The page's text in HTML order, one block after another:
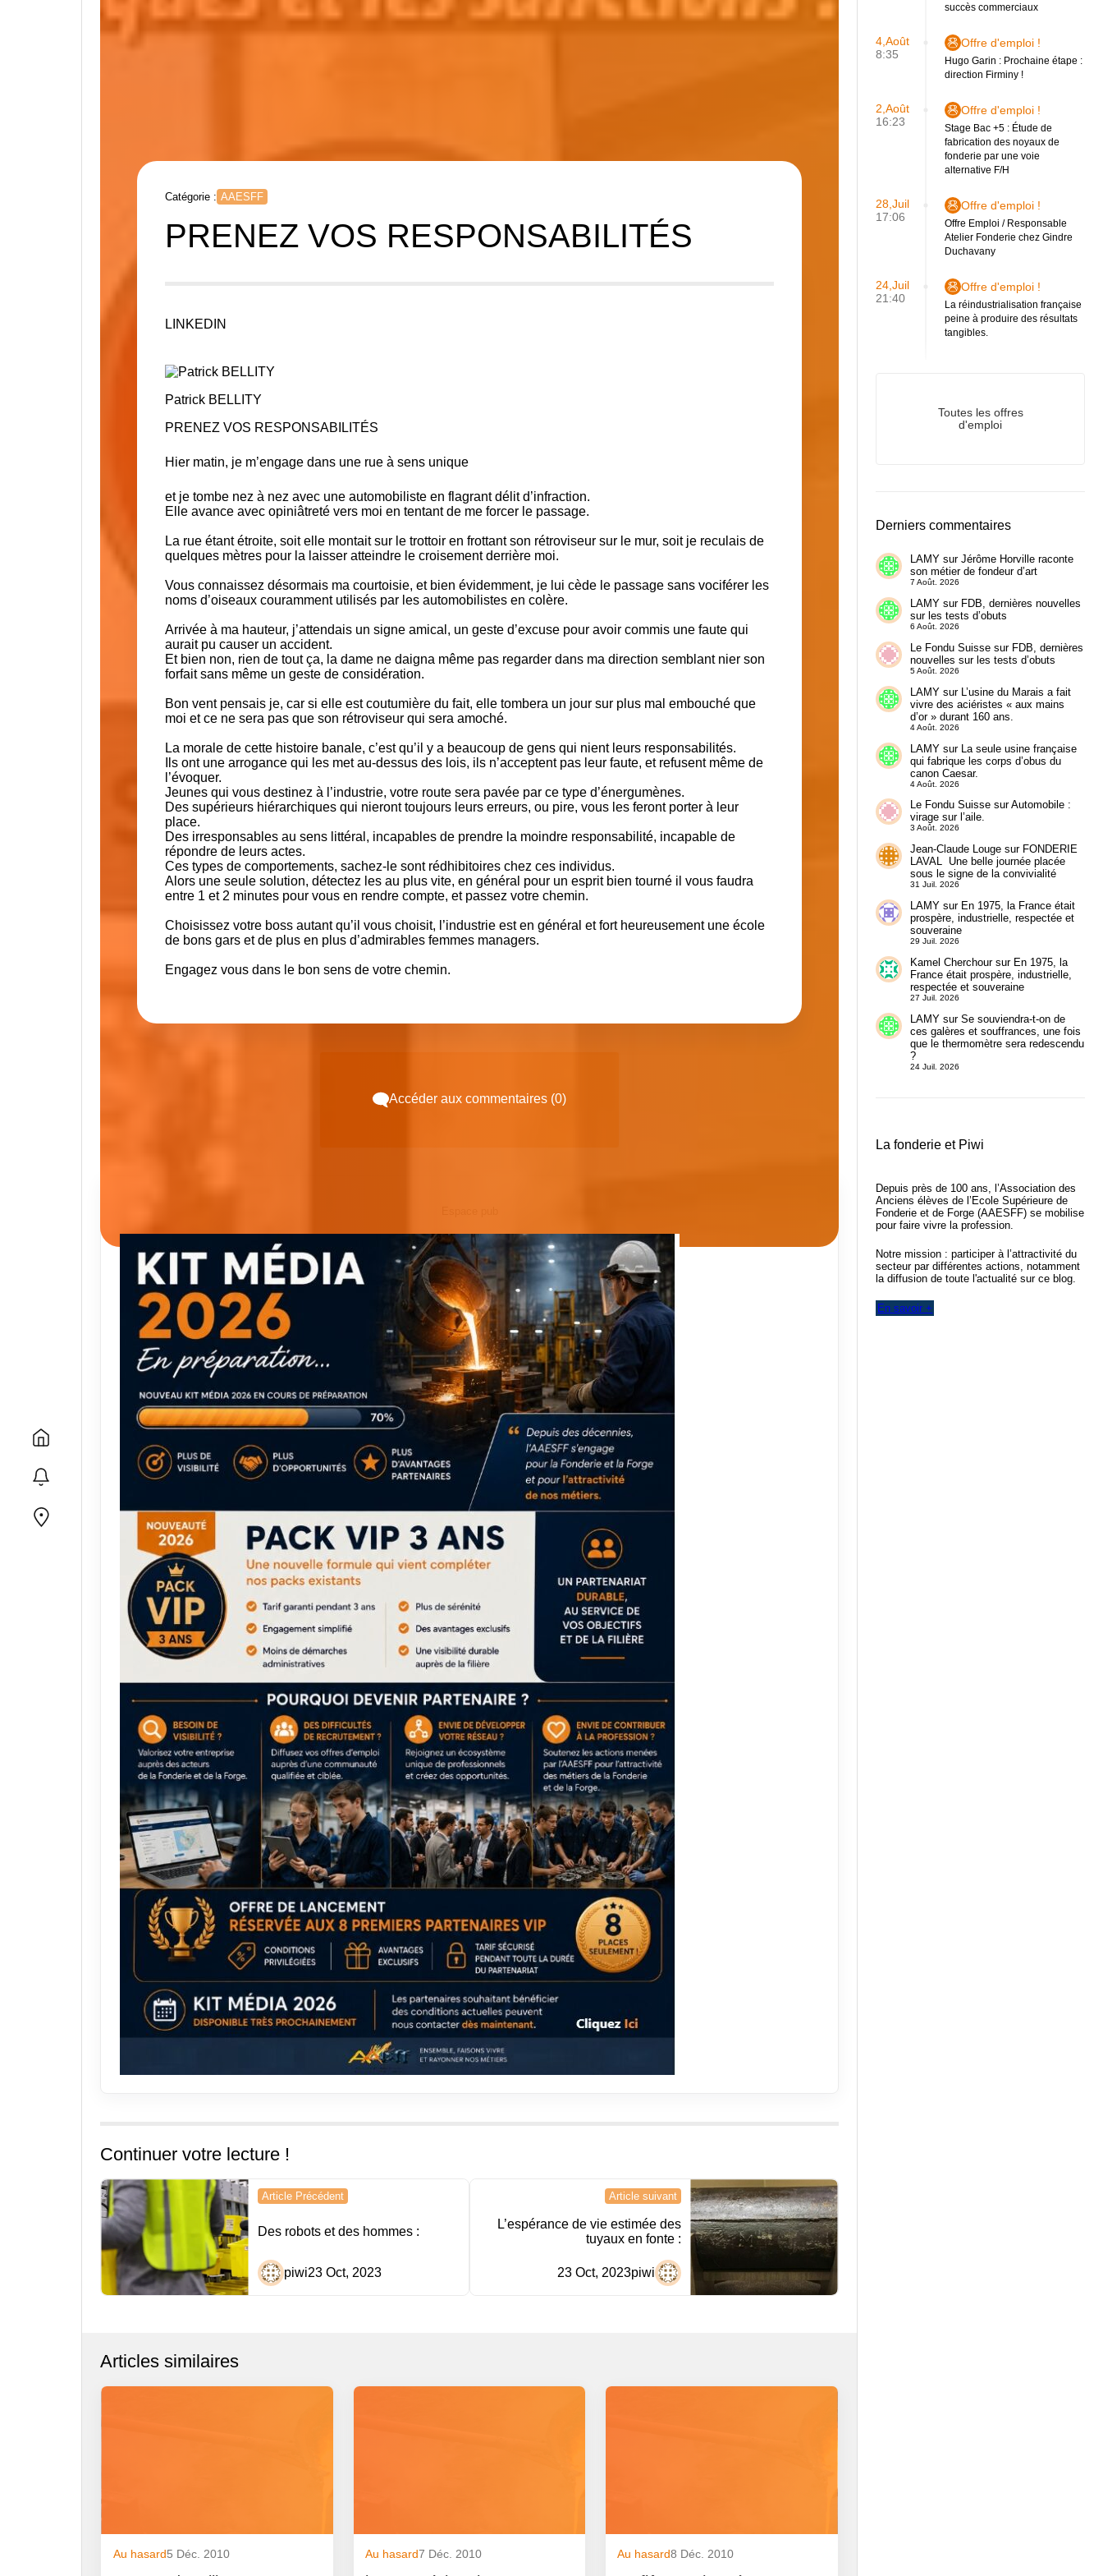
Catégorie : AAESFF
PRENEZ VOS RESPONSABILITÉS
LINKEDIN
Patrick BELLITY
PRENEZ VOS RESPONSABILITÉS
Hier matin, je m’engage dans une rue à sens unique
et je tombe nez à nez avec une automobiliste en flagrant délit d’infraction.
Elle avance avec opiniâtreté vers moi en tentant de me forcer le passage.
La rue étant étroite, soit elle montait sur le trottoir en frottant son rétroviseur sur le mur, soit je reculais de
quelques mètres pour la laisser atteindre le croisement derrière moi.
Vous connaissez désormais ma courtoisie, et bien évidemment, je lui cède le passage sans vociférer les
noms d’oiseaux couramment utilisés par les automobilistes en colère.
Arrivée à ma hauteur, j’attendais un signe amical, un geste d’excuse pour avoir commis une faute qui
aurait pu causer un accident.
Et bien non, rien de tout ça, la dame ne daigna même pas regarder dans ma direction semblant nier son
forfait sans même un geste de considération.
Bon vent pensais je, car si elle est coutumière du fait, elle tombera un jour sur plus mal embouché que
moi et ce ne sera pas que son rétroviseur qui sera amoché.
La morale de cette histoire banale, c’est qu’il y a beaucoup de gens qui nient leurs responsabilités.
Ils ont une arrogance qui les met au-dessus des lois, ils n’acceptent pas leur faute, et refusent même de
l’évoquer.
Jeunes qui vous destinez à l’industrie, votre route sera pavée par ce type d’énergumènes.
Des supérieurs hiérarchiques qui nieront toujours leurs erreurs, ou pire, vous les feront porter à leur
place.
Des irresponsables au sens littéral, incapables de prendre la moindre responsabilité, incapable de
répondre de leurs actes.
Ces types de comportements, sachez-le sont rédhibitoires chez ces individus.
Alors une seule solution, détectez les au plus vite, en général pour un esprit bien tourné il vous faudra
entre 1 et 2 minutes pour vous en rendre compte, et passez votre chemin.
Choisissez votre boss autant qu’il vous choisit, l’industrie est en général et fort heureusement une école
de bons gars et de plus en plus d’admirables femmes managers.
Engagez vous dans le bon sens de votre chemin.
Accéder aux commentaires (0)
Continuer votre lecture !
Navigation
de
l’article
Article Précédent
Des robots et des hommes :
piwi23 Oct, 2023
Article suivant
L’espérance de vie estimée des
tuyaux en fonte :
piwi
23 Oct, 2023
Articles similaires
Au hasard5 Déc. 2010 Au hasard7 Déc. 2010 Au hasard8 Déc. 2010
succès commerciaux
4,Août
8:35
Offre d'emploi !
Hugo Garin : Prochaine étape :
direction Firminy !
2,Août
16:23
Offre d'emploi !
Stage Bac +5 : Étude de
fabrication des noyaux de
fonderie par une voie
alternative F/H
28,Juil
17:06
Offre d'emploi !
Offre Emploi / Responsable
Atelier Fonderie chez Gindre
Duchavany
24,Juil
21:40
Offre d'emploi !
La réindustrialisation française
peine à produire des résultats
tangibles.
Toutes les offres
d'emploi
Derniers commentaires
LAMYsur Jérôme Horville raconte
son métier de fondeur d’art
7 Août. 2026
LAMYsur FDB, dernières nouvelles
sur les tests d’obuts
6 Août. 2026
Le Fondu Suissesur FDB, dernières
nouvelles sur les tests d’obuts
5 Août. 2026
LAMYsur L’usine du Marais a fait
vivre des aciéristes « aux mains
d’or » durant 160 ans.
4 Août. 2026
LAMYsur La seule usine française
qui fabrique les corps d’obus du
canon Caesar.
4 Août. 2026
Le Fondu SuissesurAutomobile :
virage sur l’aile.
3 Août. 2026
Jean-Claude Lougesur FONDERIE
LAVAL Une belle journée placée
sous le signe de la convivialité
31 Juil. 2026
LAMYsur En 1975, la France était
prospère, industrielle, respectée et
souveraine
29 Juil. 2026
Kamel Cherchoursur En 1975, la
France était prospère, industrielle,
respectée et souveraine
27 Juil. 2026
LAMYsur Se souviendra-t-on de
ces galères et souffrances, une fois
que le thermomètre sera redescendu
?
24 Juil. 2026
La fonderie et Piwi
Depuis près de 100 ans, l’Association des
Anciens élèves de l’Ecole Supérieure de
Fonderie et de Forge (AAESFF) se mobilise
pour faire vivre la profession.
Notre mission : participer à l’attractivité du
secteur par différentes actions, notamment
la diffusion de toute l'actualité sur ce blog.
En savoir +